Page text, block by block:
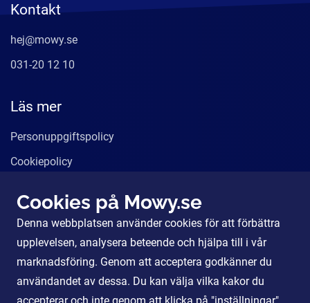
Kontakt
hej@mowy.se
031-20 12 10
Läs mer
Personuppgiftspolicy
Cookiepolicy
Våra tjänster
För Partners
Cookies på Mowy.se
Denna webbplatsen använder cookies för att förbättra
upplevelsen, analysera beteende och hjälpa till i vår
marknadsföring. Genom att acceptera godkänner du
användandet av dessa. Du kan välja vilka kakor du